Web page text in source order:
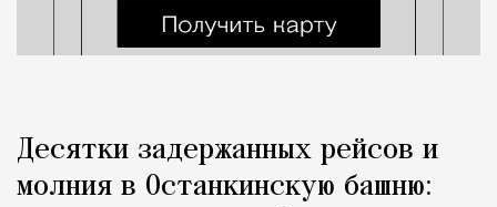
Десятки задержанных рейсов и
молния в Останкинскую башню: